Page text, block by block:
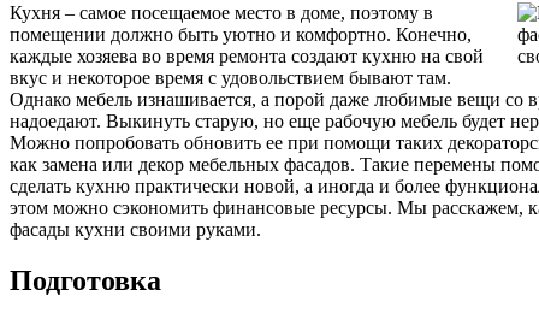
Кухня – самое посещаемое место в доме, поэтому в
помещении должно быть уютно и комфортно. Конечно,
каждые хозяева во время ремонта создают кухню на свой
вкус и некоторое время с удовольствием бывают там.
Однако мебель изнашивается, а порой даже любимые вещи со
надоедают. Выкинуть старую, но еще рабочую мебель будет
Можно попробовать обновить ее при помощи таких
как замена или декор мебельных фасадов. Такие перемены
сделать кухню практически новой, а иногда и более
этом можно сэкономить финансовые ресурсы. Мы расскажем,
фасады кухни своими руками.
Подготовка